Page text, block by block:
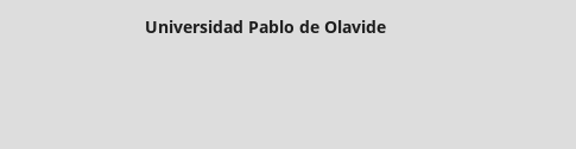
Universidad Pablo de Olavide